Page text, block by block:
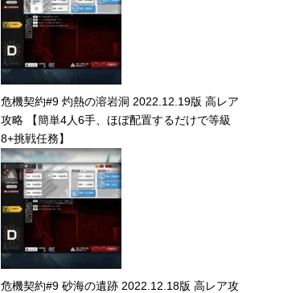
危機契約#9 灼熱の溶岩洞 2022.12.19版 高レア
攻略 【簡単4人6手、ほぼ配置するだけで等級
8+挑戦任務】
危機契約#9 砂海の遺跡 2022.12.18版 高レア攻